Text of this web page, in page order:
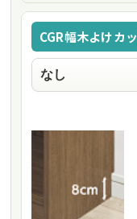
CGR幅木よけカ